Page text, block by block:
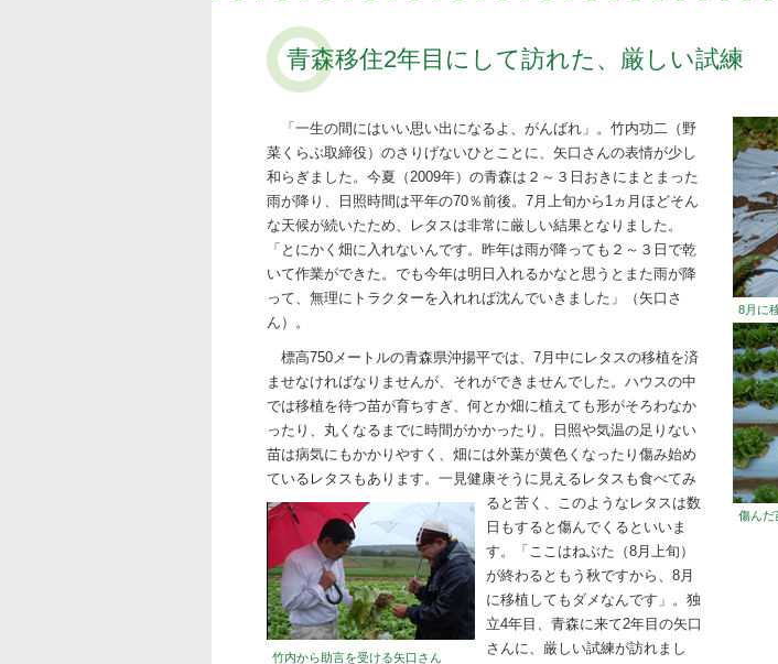
青森移住2年目にして訪れた、厳しい試練
8月に
傷んだ
「一生の間にはいい思い出になるよ、がんばれ」。竹内功二（野
菜くらぶ取締役）のさりげないひとことに、矢口さんの表情が少し
和らぎました。今夏（2009年）の青森は２～３日おきにまとまった
雨が降り、日照時間は平年の70％前後。7月上旬から1ヵ月ほどそん
な天候が続いたため、レタスは非常に厳しい結果となりました。
「とにかく畑に入れないんです。昨年は雨が降っても２～３日で乾
いて作業ができた。でも今年は明日入れるかなと思うとまた雨が降
って、無理にトラクターを入れれば沈んでいきました」（矢口さ
ん）。
標高750メートルの青森県沖揚平では、7月中にレタスの移植を済
ませなければなりませんが、それができませんでした。ハウスの中
では移植を待つ苗が育ちすぎ、何とか畑に植えても形がそろわなか
ったり、丸くなるまでに時間がかかったり。日照や気温の足りない
苗は病気にもかかりやすく、畑には外葉が黄色くなったり傷み始め
ているレタスもあります。一見健康そうに見えるレタスも食べてみ
竹内から助言を受ける矢口さん
ると苦く、このようなレタスは数
日もすると傷んでくるといいま
す。「ここはねぶた（8月上旬）
が終わるともう秋ですから、8月
に移植してもダメなんです」。独
立4年目、青森に来て2年目の矢口
さんに、厳しい試練が訪れまし